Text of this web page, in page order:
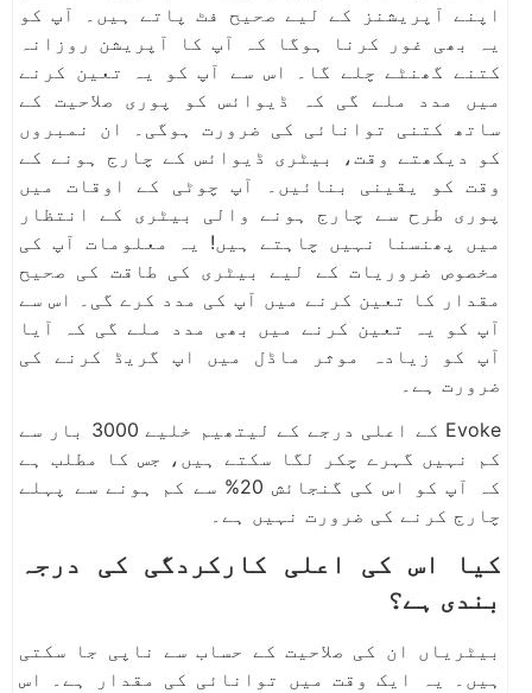
اپنے آپریشنز کے لیے صحیح فٹ پاتے ہیں۔ آپ کو
یہ بھی غور کرنا ہوگا کہ آپ کا آپریشن روزانہ
کتنے گھنٹے چلے گا۔ اس سے آپ کو یہ تعین کرنے
میں مدد ملے گی کہ ڈیوائس کو پوری صلاحیت کے
ساتھ کتنی توانائی کی ضرورت ہوگی۔ ان نمبروں
کو دیکھتے وقت، بیٹری ڈیوائس کے چارج ہونے کے
وقت کو یقینی بنائیں۔ آپ چوٹی کے اوقات میں
پوری طرح سے چارج ہونے والی بیٹری کے انتظار
میں پھنسنا نہیں چاہتے ہیں! یہ معلومات آپ کی
مخصوص ضروریات کے لیے بیٹری کی طاقت کی صحیح
مقدار کا تعین کرنے میں آپ کی مدد کرے گی۔ اس سے
آپ کو یہ تعین کرنے میں بھی مدد ملے گی کہ آیا
آپ کو زیادہ موثر ماڈل میں اپ گریڈ کرنے کی
ضرورت ہے۔
Evoke کے اعلی درجے کے لیتھیم خلیے 3000 بار سے
کم نہیں گہرے چکر لگا سکتے ہیں، جس کا مطلب ہے
کہ آپ کو اس کی گنجائش 20% سے کم ہونے سے پہلے
چارج کرنے کی ضرورت نہیں ہے۔
کیا اس کی اعلی کارکردگی کی درجہ
بندی ہے؟
بیٹریاں ان کی صلاحیت کے حساب سے ناپی جا سکتی
ہیں۔ یہ ایک وقت میں توانائی کی مقدار ہے۔ اس